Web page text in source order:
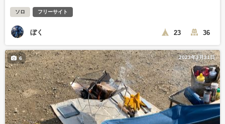
ソロ フリーサイト
ぼく 23 36
2023年3月31日
6